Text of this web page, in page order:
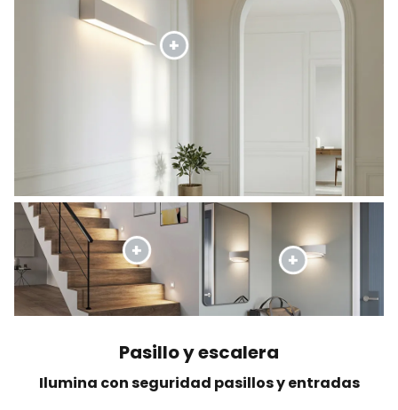
Pasillo y escalera
Ilumina con seguridad pasillos y entradas